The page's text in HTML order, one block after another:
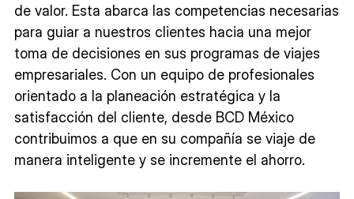
de valor. Esta abarca las competencias necesarias
para guiar a nuestros clientes hacia una mejor
toma de decisiones en sus programas de viajes
empresariales. Con un equipo de profesionales
orientado a la planeación estratégica y la
satisfacción del cliente, desde BCD México
contribuimos a que en su compañía se viaje de
manera inteligente y se incremente el ahorro.